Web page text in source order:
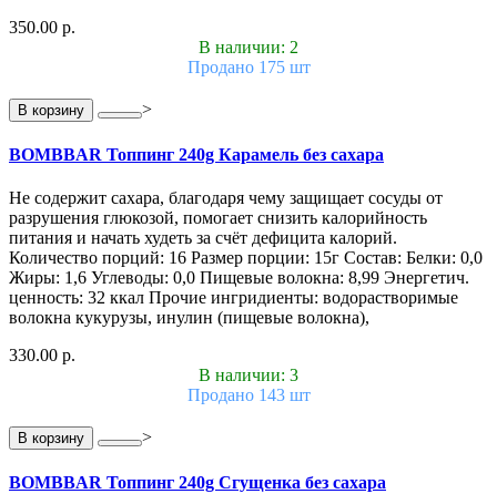
350.00 р.
В наличии: 2
Продано 175 шт
В корзину >
BOMBBAR Топпинг 240g Карамель без сахара
Не содержит сахара, благодаря чему защищает сосуды от
разрушения глюкозой, помогает снизить калорийность
питания и начать худеть за счёт дефицита калорий.
Количество порций: 16 Размер порции: 15г Состав: Белки: 0,0
Жиры: 1,6 Углеводы: 0,0 Пищевые волокна: 8,99 Энергетич.
ценность: 32 ккал Прочие ингридиенты: водорастворимые
волокна кукурузы, инулин (пищевые волокна),
330.00 р.
В наличии: 3
Продано 143 шт
В корзину >
BOMBBAR Топпинг 240g Сгущенка без сахара